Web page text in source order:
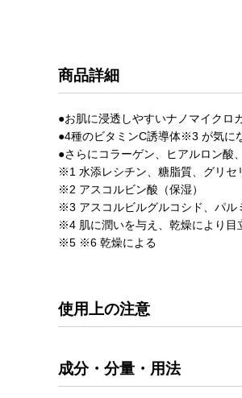
商品詳細
●お肌に浸透しやすいナノマイク
●4種のビタミンC誘導体※3 が気に
●さらにコラーゲン、ヒアルロン酸
※1 水添レシチン、糖脂質、グリセ
※2 アスコルビン酸（保湿）
※3 アスコルビルグルコシド、パル
※4 肌に潤いを与え、乾燥により目
※5 ※6 乾燥による
使用上の注意
成分・分量・用法